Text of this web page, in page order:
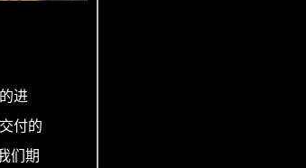
进
付的
们期